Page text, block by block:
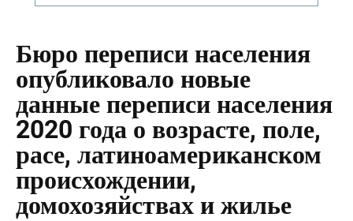
Бюро переписи населения
опубликовало новые
данные переписи населения
2020 года о возрасте, поле,
расе, латиноамериканском
происхождении,
домохозяйствах и жилье